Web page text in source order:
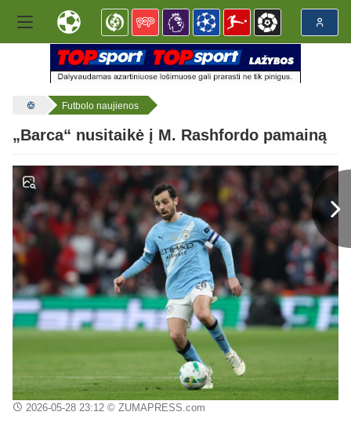
Futbolo naujienos
„Barca“ nusitaikė į M. Rashfordo pamainą
2026-05-28 23:12© ZUMAPRESS.com